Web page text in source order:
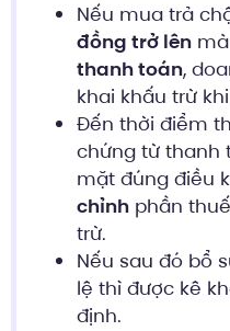
Nếu mua trả
đồng trở lên mà
thanh toán,
khai khấu trừ
Đến thời điểm
chứng từ thanh
mặt đúng điều
chỉnh phần
trừ.
Nếu sau đó bổ
lệ thì được kê
định.